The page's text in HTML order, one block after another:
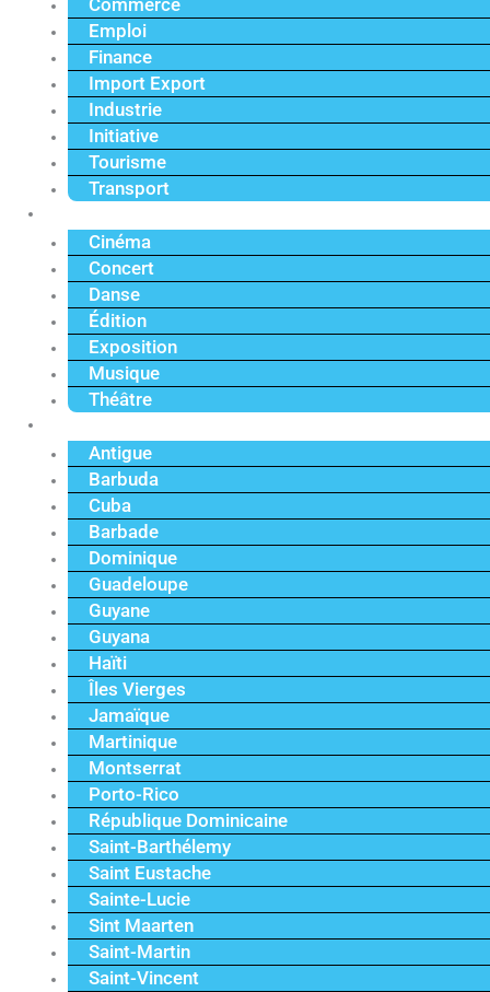
Commerce
Emploi
Finance
Import Export
Industrie
Initiative
Tourisme
Transport
Cinéma
Concert
Danse
Édition
Exposition
Musique
Théâtre
Antigue
Barbuda
Cuba
Barbade
Dominique
Guadeloupe
Guyane
Guyana
Haïti
Îles Vierges
Jamaïque
Martinique
Montserrat
Porto-Rico
République Dominicaine
Saint-Barthélemy
Saint Eustache
Sainte-Lucie
Sint Maarten
Saint-Martin
Saint-Vincent